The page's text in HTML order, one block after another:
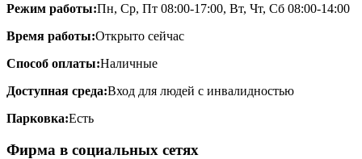
Режим работы:Пн, Ср, Пт 08:00-17:00, Вт, Чт, Сб 08:00-14:00
Время работы:Открыто сейчас
Способ оплаты:Наличные
Доступная среда:Вход для людей с инвалидностью
Парковка:Есть
Фирма в социальных сетях